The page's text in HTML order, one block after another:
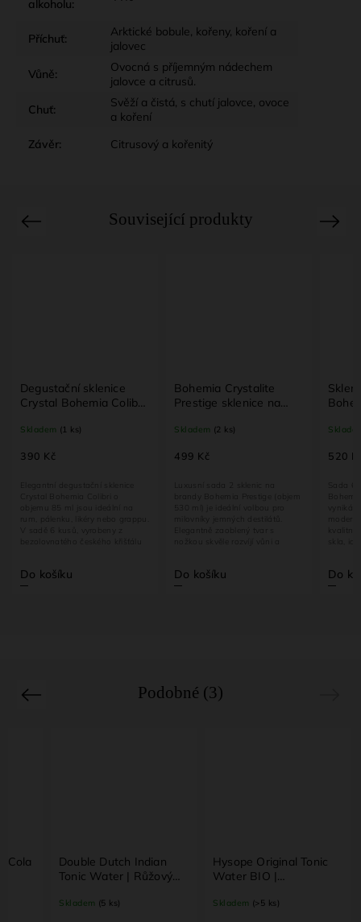
alkoholu:
Příchuť:
Arktické bobule, kořeny, koření a
jalovec
Vůně:
Ovocná s příjemným nádechem
jalovce a citrusů.
Chuť:
Svěží a čistá, s chutí jalovce, ovoce
a koření
Závěr: Citrusový a kořenitý
Související produkty
Previous
sklenice
Bohemia Colibri
rum a pálenku
(1 ks)
Kč
košíku
Bohemia Colibri o
pálenku, likéry nebo grappu.
6 kusů, vyrobeny z
českého křišťálu
Bohemia Crystalite
Prestige sklenice na
Skladem (2 ks)
499 Kč
Do košíku
Luxusní sada 2 sklenic na
brandy Bohemia Prestige (objem
530 ml) je ideální volbou pro
milovníky jemných destilátů.
nožkou skvěle rozvíjí vůni a
Sklenice
Bohemia
Skladem (1 ks)
520 Kč
Do košíku
vyniká
kvalitního
skla, ideální pro...
Next
Podobné (3)
Previous
Cola
Double Dutch Indian
Tonic Water | Růžový
Skladem (5 ks)
Hysope Original Tonic
Water BIO |
200 ml
Skladem (>5 ks)